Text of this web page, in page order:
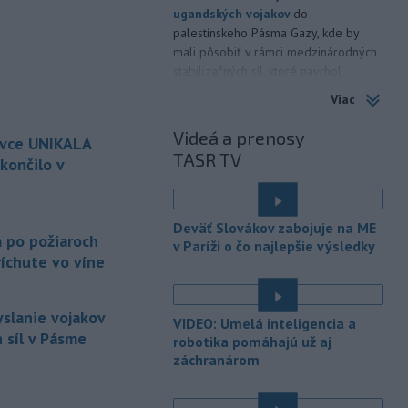
UNIKALA
v
po požiaroch
vo víne
vojakov
v Pásme
ugandských vojakov do
palestínskeho Pásma Gazy, kde by
mali pôsobiť v rámci medzinárodných
(FA) stiahla svoju podporu
prezidentovi
futbalovej federácie (FIFA) Giannimu
Infantinovi, ktorý je pod paľbou kritiky
po jeho neúspešnom pláne.
18:54 - Vo štvrtok do polnoci treba
Slovenska počítať s búrkami.
Slovenský hydrometeorologický ústav
(SHMÚ) vydal výstrahy prvého stupňa.
Platia aj v okresoch Snina a Sobrance.
záchrannými zložkami zasahuje na
Viac
Videá a prenosy
TASR TV
Deväť Slovákov zabojuje na ME
v Paríži o čo najlepšie výsledky
VIDEO: Umelá inteligencia a
robotika pomáhajú už aj
záchranárom